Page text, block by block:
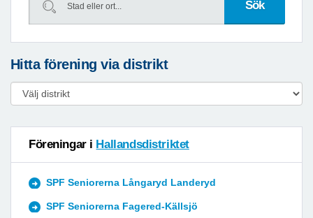
Hitta förening via distrikt
Föreningar i Hallandsdistriktet
SPF Seniorerna Långaryd Landeryd
SPF Seniorerna Fagered-Källsjö